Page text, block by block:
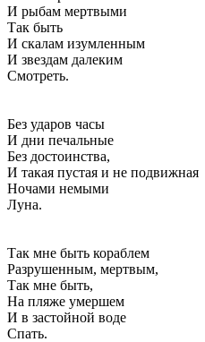
И рыбам мертвыми
Так быть
И скалам изумленным
И звездам далеким
Смотреть.
Без ударов часы
И дни печальные
Без достоинства,
И такая пустая и не подвижная
Ночами немыми
Луна.
Так мне быть кораблем
Разрушенным, мертвым,
Так мне быть,
На пляже умершем
И в застойной воде
Спать.